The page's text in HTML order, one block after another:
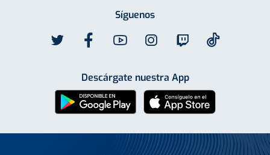
Síguenos
Descárgate nuestra App